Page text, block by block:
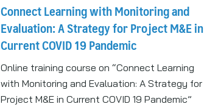
Connect Learning with Monitoring and
Evaluation: A Strategy for Project M&E in
Current COVID 19 Pandemic
Online training course on “Connect Learning
with Monitoring and Evaluation: A Strategy for
Project M&E in Current COVID 19 Pandemic”